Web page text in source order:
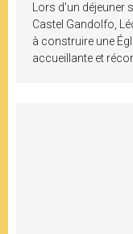
Lors d’un déjeuner
Castel Gandolfo,
à construire une
accueillante et